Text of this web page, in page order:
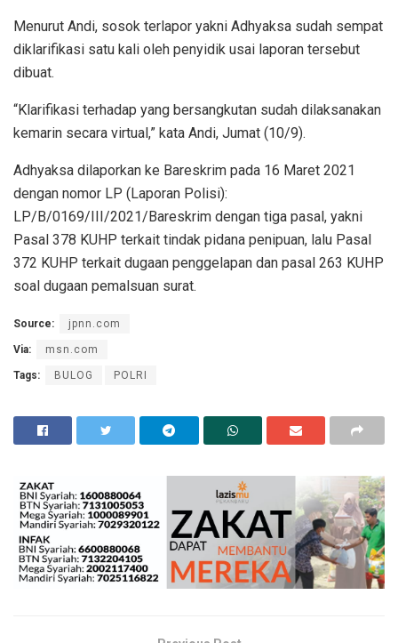
Menurut Andi, sosok terlapor yakni Adhyaksa sudah sempat
diklarifikasi satu kali oleh penyidik usai laporan tersebut
dibuat.
“Klarifikasi terhadap yang bersangkutan sudah dilaksanakan
kemarin secara virtual,” kata Andi, Jumat (10/9).
Adhyaksa dilaporkan ke Bareskrim pada 16 Maret 2021
dengan nomor LP (Laporan Polisi):
LP/B/0169/III/2021/Bareskrim dengan tiga pasal, yakni
Pasal 378 KUHP terkait tindak pidana penipuan, lalu Pasal
372 KUHP terkait dugaan penggelapan dan pasal 263 KUHP
soal dugaan pemalsuan surat.
Source: jpnn.com
Via: msn.com
Tags: BULOG POLRI